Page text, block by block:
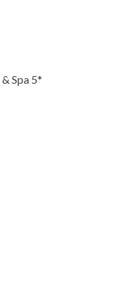
Spa 5*